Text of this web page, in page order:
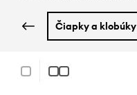
čiapky a klobúky